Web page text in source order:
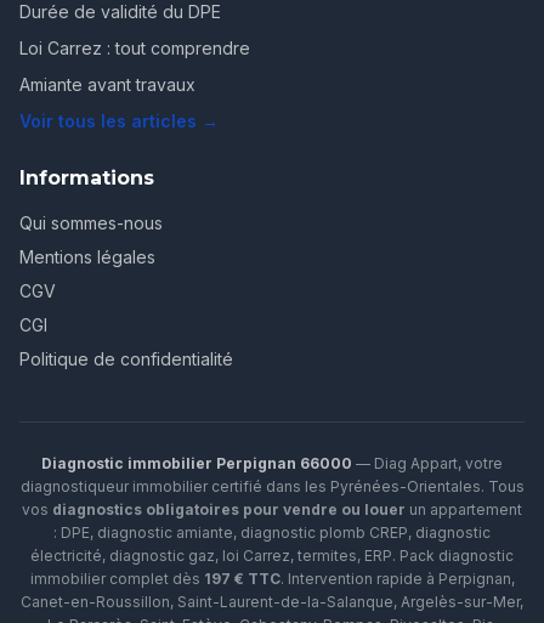
Durée de validité du DPE
Loi Carrez : tout comprendre
Amiante avant travaux
Voir tous les articles →
Informations
Qui sommes-nous
Mentions légales
CGV
CGI
Politique de confidentialité
Diagnostic immobilier Perpignan 66000 — Diag Appart, votre
diagnostiqueur immobilier certifié dans les Pyrénées-Orientales. Tous
vos diagnostics obligatoires pour vendre ou louer un appartement
: DPE, diagnostic amiante, diagnostic plomb CREP, diagnostic
électricité, diagnostic gaz, loi Carrez, termites, ERP. Pack diagnostic
immobilier complet dès 197 € TTC. Intervention rapide à Perpignan,
Canet-en-Roussillon, Saint-Laurent-de-la-Salanque, Argelès-sur-Mer,